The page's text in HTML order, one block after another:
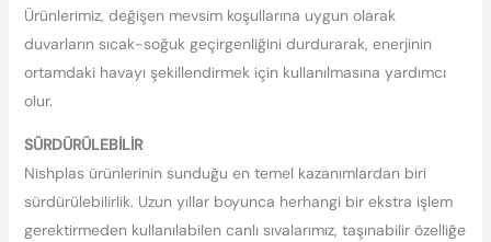
Ürünlerimiz, değişen mevsim koşullarına uygun olarak
duvarların sıcak-soğuk geçirgenliğini durdurarak, enerjinin
ortamdaki havayı şekillendirmek için kullanılmasına yardımcı
olur.
SÜRDÜRÜLEBİLİR
Nishplas ürünlerinin sunduğu en temel kazanımlardan biri
sürdürülebilirlik. Uzun yıllar boyunca herhangi bir ekstra işlem
gerektirmeden kullanılabilen canlı sıvalarımız, taşınabilir özelliğe